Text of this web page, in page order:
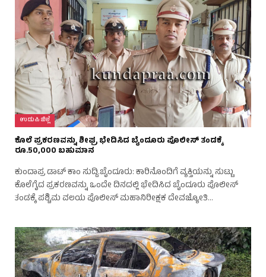
ಉಡುಪಿ ಜಿಲ್ಲೆ
ಕೊಲೆ ಪ್ರಕರಣವನ್ನು ಶೀಘ್ರ ಭೇದಿಸಿದ ಬೈಂದೂರು ಪೊಲೀಸ್ ತಂಡಕ್ಕೆ
ರೂ.50,000 ಬಹುಮಾನ
ಕುಂದಾಪ್ರ ಡಾಟ್ ಕಾಂ ಸುದ್ದಿ.ಬೈಂದೂರು: ಕಾರಿನೊಂದಿಗೆ ವ್ಯಕ್ತಿಯನ್ನು ಸುಟ್ಟು
ಕೊಲೆಗೈದ ಪ್ರಕರಣವನ್ನು ಒಂದೇ ದಿನದಲ್ಲಿ ಭೇದಿಸಿದ ಬೈಂದೂರು ಪೊಲೀಸ್
ತಂಡಕ್ಕೆ ಪಶ್ಚಿಮ ವಲಯ ಪೊಲೀಸ್ ಮಹಾನಿರೀಕ್ಷಕ ದೇವಜ್ಯೋತಿ…